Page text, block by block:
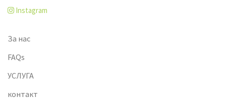
Instagram
За нас
FAQs
УСЛУГА
контакт